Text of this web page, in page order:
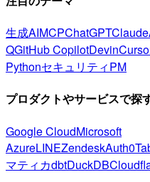
生成AIMCPChatGPTClaude
QGitHub CopilotDevin
PythonセキュリティPM
プロダクトやサービスで探
Google CloudMicrosoft
AzureLINEZendeskAuth0
マティカdbtDuckDB